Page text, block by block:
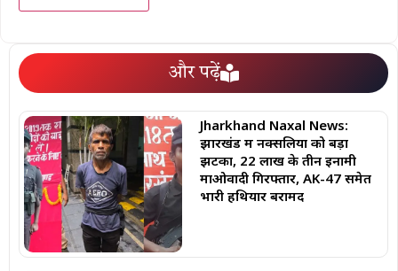
और पढ़ें
Jharkhand Naxal News:
झारखंड में नक्सलियों को बड़ा
झटका, 22 लाख के तीन इनामी
माओवादी गिरफ्तार, AK-47 समेत
भारी हथियार बरामद